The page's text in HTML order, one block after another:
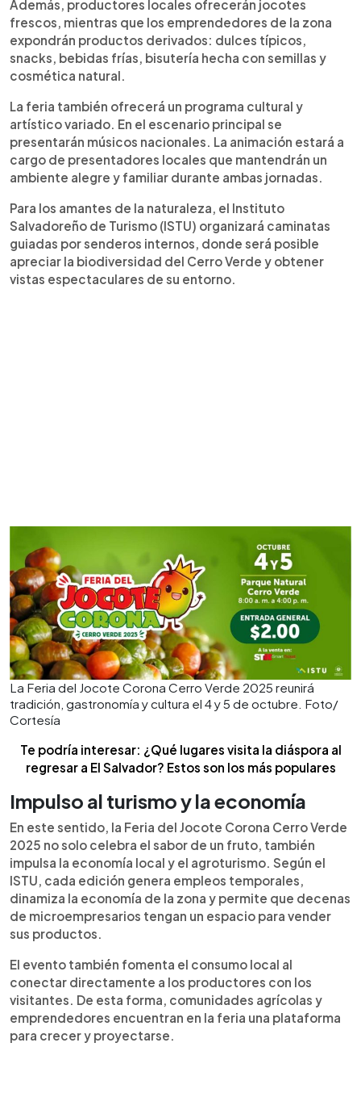
Además, productores locales ofrecerán jocotes
frescos, mientras que los emprendedores de la zona
expondrán productos derivados: dulces típicos,
snacks, bebidas frías, bisutería hecha con semillas y
cosmética natural.
La feria también ofrecerá un programa cultural y
artístico variado. En el escenario principal se
presentarán músicos nacionales. La animación estará a
cargo de presentadores locales que mantendrán un
ambiente alegre y familiar durante ambas jornadas.
Para los amantes de la naturaleza, el Instituto
Salvadoreño de Turismo (ISTU) organizará caminatas
guiadas por senderos internos, donde será posible
apreciar la biodiversidad del Cerro Verde y obtener
vistas espectaculares de su entorno.
La Feria del Jocote Corona Cerro Verde 2025 reunirá
tradición, gastronomía y cultura el 4 y 5 de octubre. Foto/
Cortesía
Te podría interesar: ¿Qué lugares visita la diáspora al
regresar a El Salvador? Estos son los más populares
Impulso al turismo y la economía
En este sentido, la Feria del Jocote Corona Cerro Verde
2025 no solo celebra el sabor de un fruto, también
impulsa la economía local y el agroturismo. Según el
ISTU, cada edición genera empleos temporales,
dinamiza la economía de la zona y permite que decenas
de microempresarios tengan un espacio para vender
sus productos.
El evento también fomenta el consumo local al
conectar directamente a los productores con los
visitantes. De esta forma, comunidades agrícolas y
emprendedores encuentran en la feria una plataforma
para crecer y proyectarse.